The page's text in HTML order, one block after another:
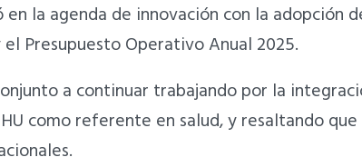
la agenda de innovación con la adopción
Presupuesto Operativo Anual 2025.
a continuar trabajando por la
como referente en salud, y resaltando